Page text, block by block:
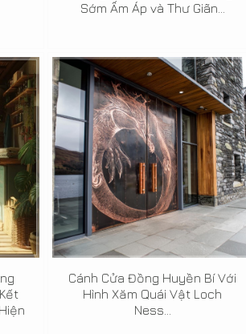
Sớm Ấm Áp và Thư Giãn...
Cánh Cửa Đồng Huyền Bí Với
Hình Xăm Quái Vật Loch
Ness...